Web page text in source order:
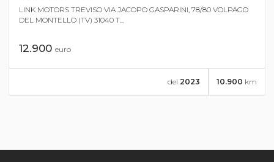
LINK MOTORS TREVISO VIA JACOPO GASPARINI, 78/80 VOLPAGO
DEL MONTELLO (TV) 31040 T...
12.900 euro
10.900 km
del 2023